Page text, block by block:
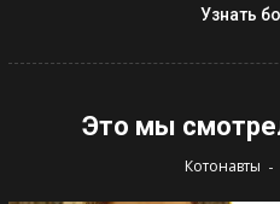
Узнать
Это мы
Котонавты -